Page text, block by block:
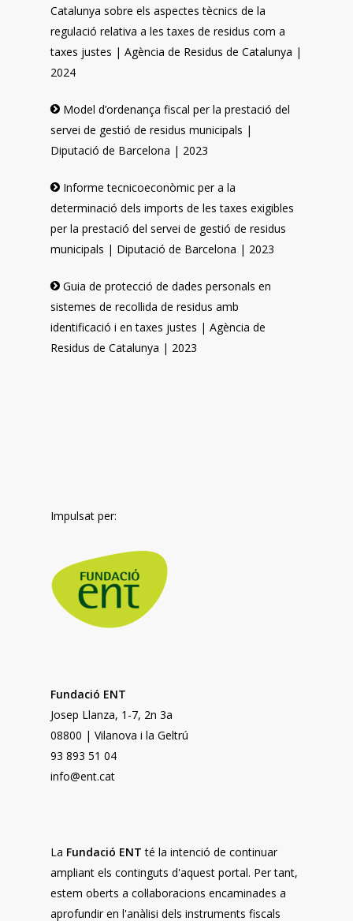
Catalunya sobre els aspectes tècnics de la
regulació relativa a les taxes de residus com a
taxes justes | Agència de Residus de Catalunya |
2024
Model d’ordenança fiscal per la prestació del
servei de gestió de residus municipals |
Diputació de Barcelona | 2023
Informe tecnicoeconòmic per a la
determinació dels imports de les taxes exigibles
per la prestació del servei de gestió de residus
municipals | Diputació de Barcelona | 2023
Guia de protecció de dades personals en
sistemes de recollida de residus amb
identificació i en taxes justes | Agència de
Residus de Catalunya | 2023
Impulsat per:
Fundació ENT
Josep Llanza, 1-7, 2n 3a
08800 | Vilanova i la Geltrú
93 893 51 04
info@ent.cat
La Fundació ENT té la intenció de continuar
ampliant els continguts d'aquest portal. Per tant,
estem oberts a col·laboracions encaminades a
aprofundir en l'anàlisi dels instruments fiscals